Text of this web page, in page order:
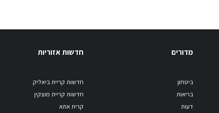
מדורים
ביטחון
בריאות
דעות
חדשות אזוריות
חדשות קריית ביאליק
חדשות קריית מוצקין
קרית אתא